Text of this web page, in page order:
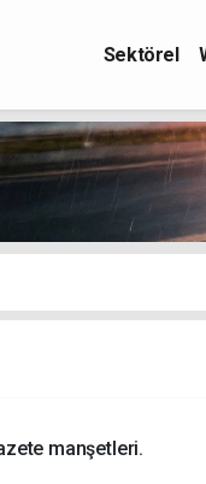
Sektörel
manşetleri.